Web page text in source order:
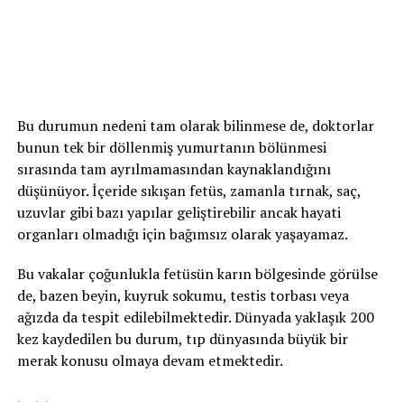
Bu durumun nedeni tam olarak bilinmese de, doktorlar
bunun tek bir döllenmiş yumurtanın bölünmesi
sırasında tam ayrılmamasından kaynaklandığını
düşünüyor. İçeride sıkışan fetüs, zamanla tırnak, saç,
uzuvlar gibi bazı yapılar geliştirebilir ancak hayati
organları olmadığı için bağımsız olarak yaşayamaz.
Bu vakalar çoğunlukla fetüsün karın bölgesinde görülse
de, bazen beyin, kuyruk sokumu, testis torbası veya
ağızda da tespit edilebilmektedir. Dünyada yaklaşık 200
kez kaydedilen bu durum, tıp dünyasında büyük bir
merak konusu olmaya devam etmektedir.